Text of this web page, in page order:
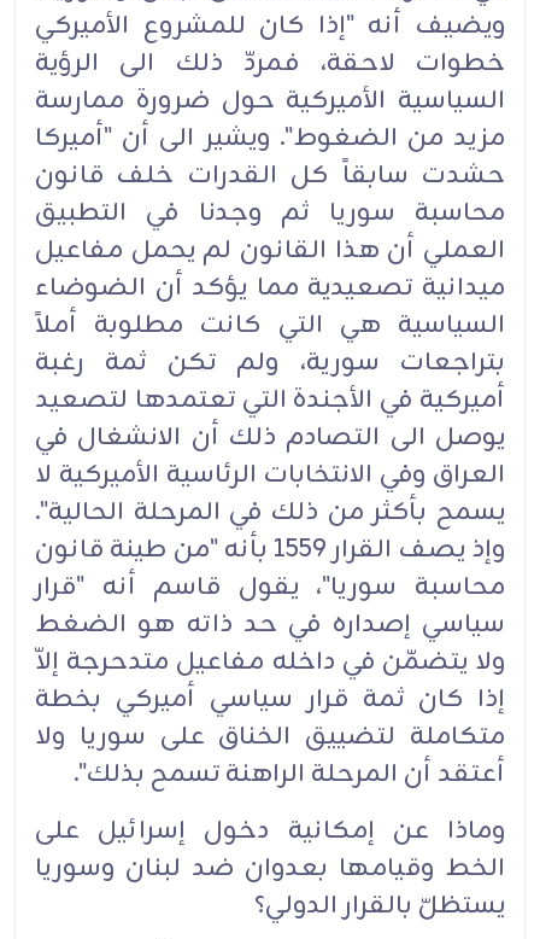
ويضيف أنه "إذا كان للمشروع الأميركي
خطوات لاحقة، فمردّ ذلك الى الرؤية
السياسية الأميركية حول ضرورة ممارسة
مزيد من الضغوط". ويشير الى أن "أميركا
حشدت سابقاً كل القدرات خلف قانون
محاسبة سوريا ثم وجدنا في التطبيق
العملي أن هذا القانون لم يحمل مفاعيل
ميدانية تصعيدية مما يؤكد أن الضوضاء
السياسية هي التي كانت مطلوبة أملاً
بتراجعات سورية، ولم تكن ثمة رغبة
أميركية في الأجندة التي تعتمدها لتصعيد
يوصل الى التصادم ذلك أن الانشغال في
العراق وفي الانتخابات الرئاسية الأميركية لا
يسمح بأكثر من ذلك في المرحلة الحالية".
وإذ يصف القرار 1559 بأنه "من طينة قانون
محاسبة سوريا"، يقول قاسم أنه "قرار
سياسي إصداره في حد ذاته هو الضغط
ولا يتضمّن في داخله مفاعيل متدحرجة إلاّ
إذا كان ثمة قرار سياسي أميركي بخطة
متكاملة لتضييق الخناق على سوريا ولا
أعتقد أن المرحلة الراهنة تسمح بذلك".‏
وماذا عن إمكانية دخول إسرائيل على
الخط وقيامها بعدوان ضد لبنان وسوريا
يستظلّ بالقرار الدولي؟‏